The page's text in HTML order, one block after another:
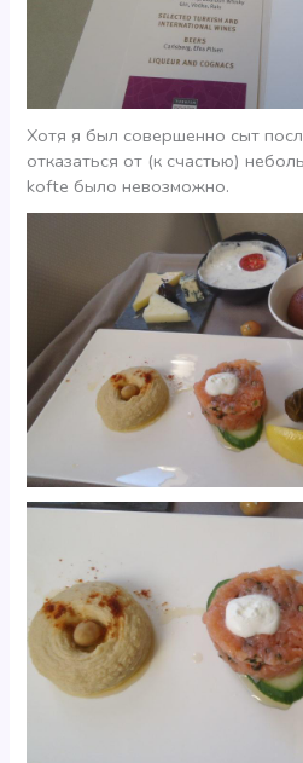
Хотя я был совершенно сыт
отказаться от (к счастью)
kofte было невозможно.